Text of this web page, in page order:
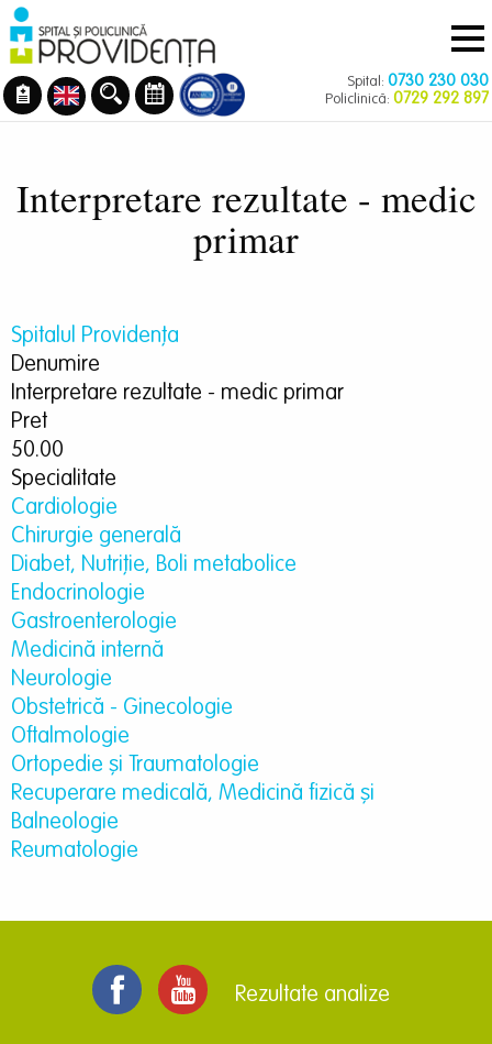
Mergi
la
conţinutul
principal
Navigare
principală
Spital: 0730 230 030
Policlinică: 0729 292 897
Interpretare rezultate - medic
primar
Spitalul Providența
Denumire
Interpretare rezultate - medic primar
Pret
50.00
Specialitate
Cardiologie
Chirurgie generală
Diabet, Nutriție, Boli metabolice
Endocrinologie
Gastroenterologie
Medicină internă
Neurologie
Obstetrică - Ginecologie
Oftalmologie
Ortopedie şi Traumatologie
Recuperare medicală, Medicină fizică şi
Balneologie
Reumatologie
Rezultate analize